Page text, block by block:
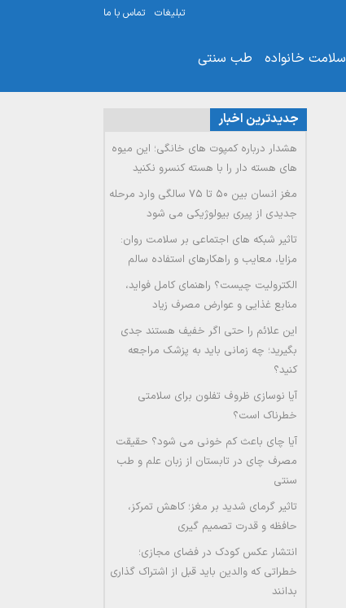
تبلیغات تماس با ما
سلامت خانواده طب سنتی
جدیدترین اخبار
هشدار درباره کمپوت های خانگی؛ این میوه
های هسته دار را با هسته کنسرو نکنید
مغز انسان بین ۵۰ تا ۷۵ سالگی وارد مرحله
جدیدی از پیری بیولوژیکی می شود
تاثیر شبکه های اجتماعی بر سلامت روان:
مزایا، معایب و راهکارهای استفاده سالم
الکترولیت چیست؟ راهنمای کامل فواید،
منابع غذایی و عوارض مصرف زیاد
این علائم را حتی اگر خفیف هستند جدی
بگیرید؛ چه زمانی باید به پزشک مراجعه
کنید؟
آیا نوسازی ظروف تفلون برای سلامتی
خطرناک است؟
آیا چای باعث کم خونی می شود؟ حقیقت
مصرف چای در تابستان از زبان علم و طب
سنتی
تاثیر گرمای شدید بر مغز؛ کاهش تمرکز،
حافظه و قدرت تصمیم گیری
انتشار عکس کودک در فضای مجازی؛
خطراتی که والدین باید قبل از اشتراک گذاری
بدانند